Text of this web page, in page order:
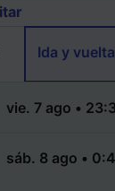
Ida y vuelta